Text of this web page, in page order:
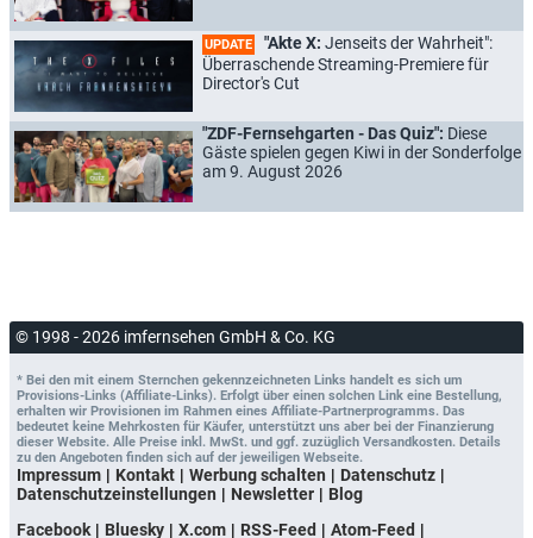
UPDATE "Akte X: Jenseits der Wahrheit":
Überraschende Streaming-Premiere für
Director's Cut
"ZDF-Fernsehgarten - Das Quiz": Diese
Gäste spielen gegen Kiwi in der Sonderfolge
am 9. August 2026
© 1998 - 2026 imfernsehen GmbH & Co. KG
* Bei den mit einem Sternchen gekennzeichneten Links handelt es sich um
Provisions-Links (Affiliate-Links). Erfolgt über einen solchen Link eine Bestellung,
erhalten wir Provisionen im Rahmen eines Affiliate-Partnerprogramms. Das
bedeutet keine Mehrkosten für Käufer, unterstützt uns aber bei der Finanzierung
dieser Website. Alle Preise inkl. MwSt. und ggf. zuzüglich Versandkosten. Details
zu den Angeboten finden sich auf der jeweiligen Webseite.
Impressum Kontakt Werbung schalten
Datenschutz
Datenschutzeinstellungen
Newsletter
Blog
Facebook
Bluesky X.com RSS-Feed Atom-Feed